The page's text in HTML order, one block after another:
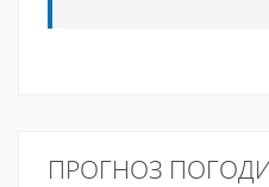
ПРОГНОЗ ПОГОДИ